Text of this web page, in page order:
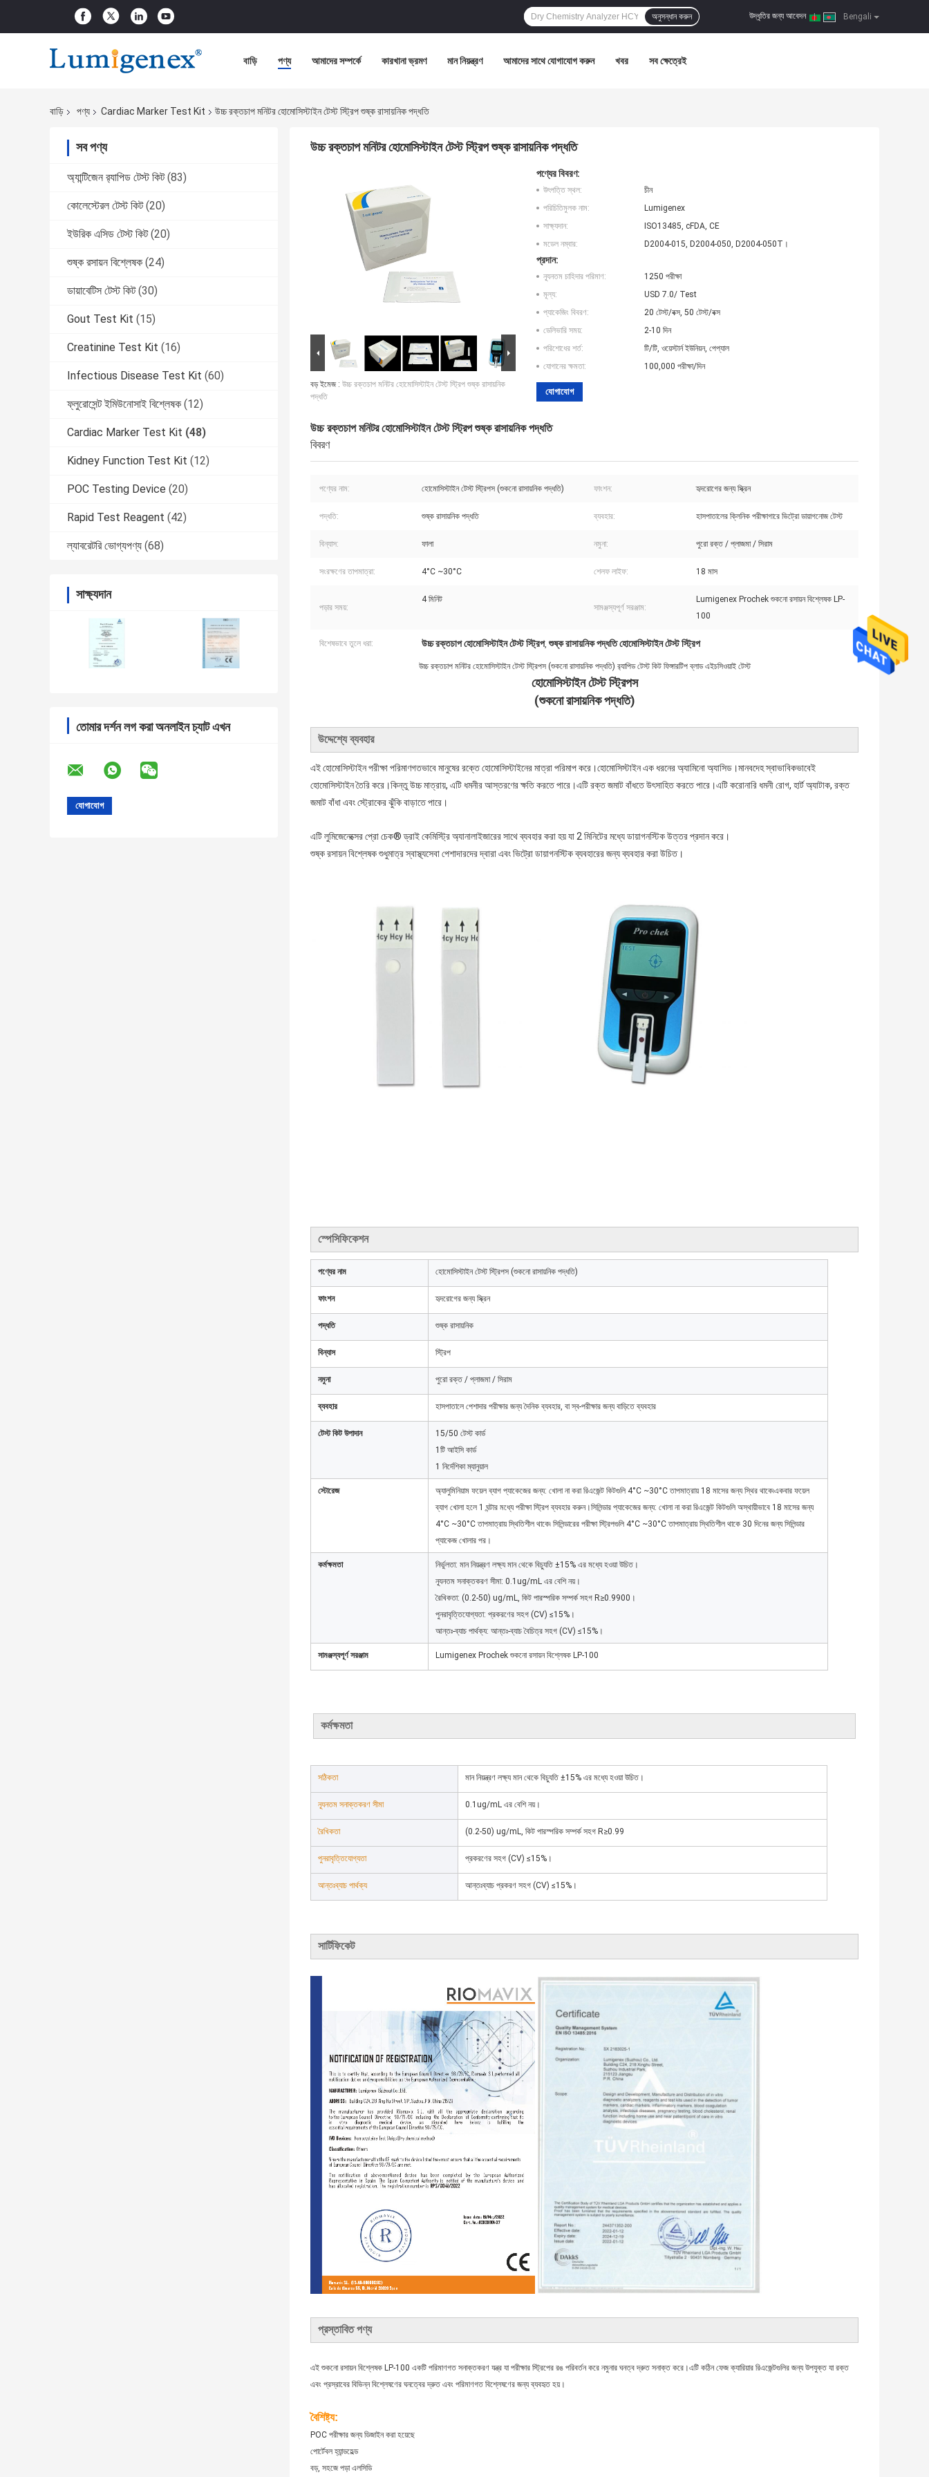
Bengali
উদ্ধৃতির জন্য আবেদন |
অনুসন্ধান করুন
বাড়ি পণ্য আমাদের সম্পর্কে কারখানা ভ্রমণ মান নিয়ন্ত্রণ আমাদের সাথে যোগাযোগ করুন খবর সব ক্ষেত্রেই
বাড়ি পণ্য Cardiac Marker Test Kit উচ্চ রক্তচাপ মনিটর হোমোসিস্টাইন টেস্ট স্ট্রিপ শুষ্ক রাসায়নিক পদ্ধতি
সব পণ্য
অ্যান্টিজেন র‌্যাপিড টেস্ট কিট (83)
কোলেস্টেরল টেস্ট কিট (20)
ইউরিক এসিড টেস্ট কিট (20)
শুষ্ক রসায়ন বিশ্লেষক (24)
ডায়াবেটিস টেস্ট কিট (30)
Gout Test Kit (15)
Creatinine Test Kit (16)
Infectious Disease Test Kit (60)
ফ্লুরোসেন্ট ইমিউনোসাই বিশ্লেষক (12)
Cardiac Marker Test Kit (48)
Kidney Function Test Kit (12)
POC Testing Device (20)
Rapid Test Reagent (42)
ল্যাবরেটরি ভোগ্যপণ্য (68)
সাক্ষ্যদান
তোমার দর্শন লগ করা অনলাইন চ্যাট এখন
উচ্চ রক্তচাপ মনিটর হোমোসিস্টাইন টেস্ট স্ট্রিপ শুষ্ক রাসায়নিক পদ্ধতি
বড় ইমেজ : উচ্চ রক্তচাপ মনিটর হোমোসিস্টাইন টেস্ট স্ট্রিপ শুষ্ক রাসায়নিক
পদ্ধতি
পণ্যের বিবরণ:
উৎপত্তি স্থল:
চীন
পরিচিতিমুলক নাম:
Lumigenex
সাক্ষ্যদান:
ISO13485, cFDA, CE
মডেল নম্বার:
D2004-015, D2004-050, D2004-050T।
প্রদান:
ন্যূনতম চাহিদার পরিমাণ:
1250 পরীক্ষা
মূল্য:
USD 7.0/ Test
প্যাকেজিং বিবরণ:
20 টেস্ট/বক্স, 50 টেস্ট/বক্স
ডেলিভারি সময়:
2-10 দিন
পরিশোধের শর্ত:
টি/টি, ওয়েস্টার্ন ইউনিয়ন, পেপ্যাল
যোগানের ক্ষমতা:
100,000 পরীক্ষা/দিন
যোগাযোগ
উচ্চ রক্তচাপ মনিটর হোমোসিস্টাইন টেস্ট স্ট্রিপ শুষ্ক রাসায়নিক পদ্ধতি
বিবরণ
পণ্যের নাম: হোমোসিস্টাইন টেস্ট স্ট্রিপস (শুকনো রাসায়নিক পদ্ধতি) ফাংশন: হৃদরোগের জন্য স্ক্রিন
পদ্ধতি: শুষ্ক রাসায়নিক পদ্ধতি ব্যবহার: হাসপাতালের ক্লিনিক পরীক্ষাগারে ভিট্রো ডায়াগনোজ টেস্ট
বিন্যাস: ফালা নমুনা: পুরো রক্ত ​​/ প্লাজমা / সিরাম
সংরক্ষণের তাপমাত্রা: 4°C ~30°C শেলফ লাইফ: 18 মাস
পড়ার সময়:
4 মিনিট
সামঞ্জস্যপূর্ণ সরঞ্জাম:
Lumigenex Prochek শুকনো রসায়ন বিশ্লেষক LP-
100
বিশেষভাবে তুলে ধরা: উচ্চ রক্তচাপ হোমোসিস্টাইন টেস্ট স্ট্রিপ, শুষ্ক রাসায়নিক পদ্ধতি হোমোসিস্টাইন টেস্ট স্ট্রিপ
উচ্চ রক্তচাপ মনিটর হোমোসিস্টাইন টেস্ট স্ট্রিপস (শুকনো রাসায়নিক পদ্ধতি) র‌্যাপিড টেস্ট কিট ফিঙ্গারটিপ ব্লাড এইচসিওয়াই টেস্ট
হোমোসিস্টাইন টেস্ট স্ট্রিপস
(শুকনো রাসায়নিক পদ্ধতি)
উদ্দেশ্যে ব্যবহার
এই হোমোসিস্টাইন পরীক্ষা পরিমাণগতভাবে মানুষের রক্তে হোমোসিস্টাইনের মাত্রা পরিমাপ করে।হোমোসিস্টাইন এক ধরনের অ্যামিনো অ্যাসিড।মানবদেহ স্বাভাবিকভাবেই
হোমোসিস্টাইন তৈরি করে।কিন্তু উচ্চ মাত্রায়, এটি ধমনীর আস্তরণের ক্ষতি করতে পারে।এটি রক্ত ​​জমাট বাঁধতে উৎসাহিত করতে পারে।এটি করোনারি ধমনী রোগ, হার্ট অ্যাটাক, রক্ত ​​
জমাট বাঁধা এবং স্ট্রোকের ঝুঁকি বাড়াতে পারে।
এটি লুমিজেনেক্সের প্রো চেক® ড্রাই কেমিস্ট্রি অ্যানালাইজারের সাথে ব্যবহার করা হয় যা 2 মিনিটের মধ্যে ডায়াগনস্টিক উত্তর প্রদান করে।
শুষ্ক রসায়ন বিশ্লেষক শুধুমাত্র স্বাস্থ্যসেবা পেশাদারদের দ্বারা এবং ভিট্রো ডায়াগনস্টিক ব্যবহারের জন্য ব্যবহার করা উচিত।
স্পেসিফিকেশন
পণ্যের নাম হোমোসিস্টাইন টেস্ট স্ট্রিপস (শুকনো রাসায়নিক পদ্ধতি)
ফাংশন হৃদরোগের জন্য স্ক্রিন
পদ্ধতি শুষ্ক রাসায়নিক
বিন্যাস স্ট্রিপ
নমুনা পুরো রক্ত ​​/ প্লাজমা / সিরাম
ব্যবহার হাসপাতালে পেশাদার পরীক্ষার জন্য দৈনিক ব্যবহার, বা স্ব-পরীক্ষার জন্য বাড়িতে ব্যবহার
টেস্ট কিট উপাদান
15/50 টেস্ট কার্ড
1টি আইসি কার্ড
1 নির্দেশিকা ম্যানুয়াল
স্টোরেজ
অ্যালুমিনিয়াম ফয়েল ব্যাগ প্যাকেজের জন্য: খোলা না করা রিএজেন্ট কিটগুলি 4°C ~30°C তাপমাত্রায় 18 মাসের জন্য স্থির থাকে৷একবার ফয়েল
ব্যাগ খোলা হলে 1 ঘন্টার মধ্যে পরীক্ষা স্ট্রিপ ব্যবহার করুন।সিলিন্ডার প্যাকেজের জন্য: খোলা না করা রিএজেন্ট কিটগুলি অস্থায়ীভাবে 18 মাসের জন্য
4°C ~30°C তাপমাত্রায় স্থিতিশীল থাকে৷ সিলিন্ডারের পরীক্ষা স্ট্রিপগুলি 4°C ~30°C তাপমাত্রায় স্থিতিশীল থাকে 30 দিনের জন্য সিলিন্ডার
প্যাকেজ খোলার পর।
কর্মক্ষমতা
নির্ভুলতা: মান নিয়ন্ত্রণ লক্ষ্য মান থেকে বিচ্যুতি ±15% এর মধ্যে হওয়া উচিত।
ন্যূনতম সনাক্তকরণ সীমা: 0.1ug/mL এর বেশি নয়।
রৈখিকতা: (0.2-50) ug/mL, কিট পারস্পরিক সম্পর্ক সহগ R≥0.9900।
পুনরাবৃত্তিযোগ্যতা: প্রকরণের সহগ (CV) ≤15%।
আন্তঃ-ব্যাচ পার্থক্য: আন্তঃ-ব্যাচ বৈচিত্র সহগ (CV) ≤15%।
সামঞ্জস্যপূর্ণ সরঞ্জাম Lumigenex Prochek শুকনো রসায়ন বিশ্লেষক LP-100
কর্মক্ষমতা
সঠিকতা মান নিয়ন্ত্রণ লক্ষ্য মান থেকে বিচ্যুতি ±15% এর মধ্যে হওয়া উচিত।
ন্যূনতম সনাক্তকরণ সীমা 0.1ug/mL এর বেশি নয়।
রৈখিকতা (0.2-50) ug/mL, কিট পারস্পরিক সম্পর্ক সহগ R≥0.99
পুনরাবৃত্তিযোগ্যতা প্রকরণের সহগ (CV) ≤15%।
আন্তঃব্যাচ পার্থক্য আন্তঃব্যাচ প্রকরণ সহগ (CV) ≤15%।
সার্টিফিকেট
প্রস্তাবিত পণ্য
এই শুকনো রসায়ন বিশ্লেষক LP-100 একটি পরিমাণগত সনাক্তকরণ যন্ত্র যা পরীক্ষার স্ট্রিপের রঙ পরিবর্তন করে নমুনার ঘনত্ব দ্রুত সনাক্ত করে।এটি কঠিন ফেজ ক্যারিয়ার রিএজেন্টগুলির জন্য উপযুক্ত যা রক্ত ​​
এবং প্রস্রাবের বিভিন্ন বিশ্লেষণের ঘনত্বের দ্রুত এবং পরিমাণগত বিশ্লেষণের জন্য ব্যবহৃত হয়।
বৈশিষ্ট্য:
POC পরীক্ষার জন্য ডিজাইন করা হয়েছে
পোর্টেবল হ্যান্ডহেল্ড
বড়, সহজে পড়া এলসিডি